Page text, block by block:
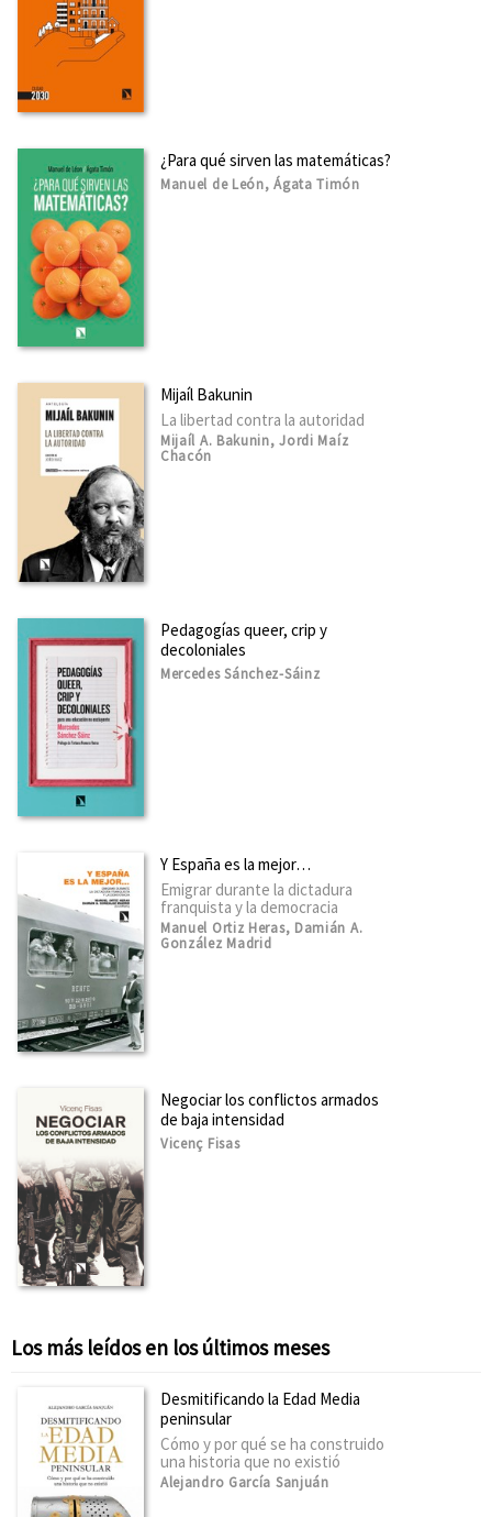
¿Para qué sirven las matemáticas?
Manuel de León, Ágata Timón
Mijaíl Bakunin
La libertad contra la autoridad
Mijaíl A. Bakunin, Jordi Maíz
Chacón
Pedagogías queer, crip y
decoloniales
Mercedes Sánchez-Sáinz
Y España es la mejor…
Emigrar durante la dictadura
franquista y la democracia
Manuel Ortiz Heras, Damián A.
González Madrid
Negociar los conflictos armados
de baja intensidad
Vicenç Fisas
Los más leídos en los últimos meses
Desmitificando la Edad Media
peninsular
Cómo y por qué se ha construido
una historia que no existió
Alejandro García Sanjuán